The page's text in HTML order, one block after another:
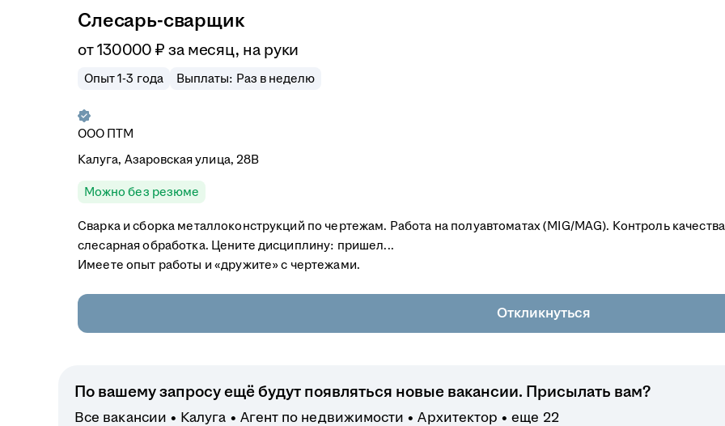
Слесарь-сварщик
от130 000 ₽ за месяц, на руки
Опыт 1-3 года Выплаты: Раз в неделю
ООО ПТМ
Калуга, Азаровская улица, 28В
Можно без резюме
Сварка и сборка металлоконструкций по чертежам. Работа на полуавтоматах (MIG/MAG). Контроль
слесарная обработка. Цените дисциплину: пришел...
Имеете опыт работы и «дружите» с чертежами.
Откликнуться
По вашему запросу ещё будут появляться новые вакансии. Присылать вам?
Все вакансии Калуга Агент по недвижимости Архитектор еще 22